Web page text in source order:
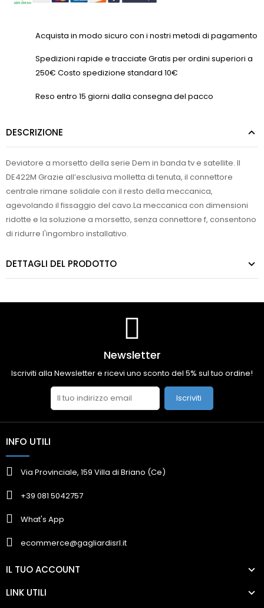
Acquista in modo sicuro con i nostri metodi di pagamento
Spedizioni rapide e tracciate Gratis per ordini superiori a
250€ Costo spedizione standard 10€
Reso entro 15 giorni dalla consegna del pacco
DESCRIZIONE
Deviatore a morsetto della serie Dem in banda tv e satellite. Il
DE422M Grazie all’esclusiva molletta di tenuta, il connettore
centrale rimane solidale con il resto della meccanica,
agevolando il fissaggio del cavo.La meccanica con dimensioni
ridotte e la soluzione a morsetto, senza connettore f, consentono
di ridurre l'ingombro installativo.
DETTAGLI DEL PRODOTTO
Newsletter
Iscriviti alla Newsletter e ricevi uno sconto del 5% sul tuo ordine!
Iscriviti
INFO UTILI
Via Provinciale, 159 Villa di Briano (Ce)
+39 081 5042757
What's App
ecommerce@gagliardisrl.it
IL TUO ACCOUNT
LINK UTILI